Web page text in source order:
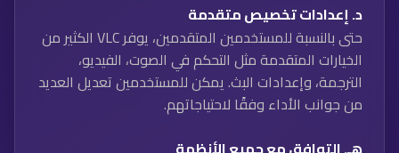
د.إعدادات تخصيص متقدمة
حتى بالنسبة للمستخدمين المتقدمين، يوفر VLC الكثير من
الخيارات المتقدمة مثل التحكم في الصوت، الفيديو،
الترجمة، وإعدادات البث. يمكن للمستخدمين تعديل العديد
من جوانب الأداء وفقًا لاحتياجاتهم.